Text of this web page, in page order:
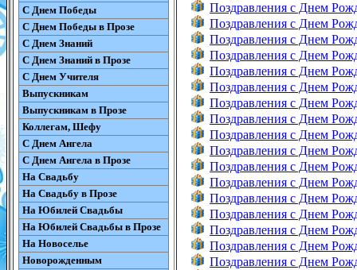
С Днем Победы
С Днем Победы в Прозе
С Днем Знаний
С Днем Знаний в Прозе
С Днем Учителя
Выпускникам
Выпускникам в Прозе
Коллегам, Шефу
С Днем Ангела
С Днем Ангела в Прозе
На Свадьбу
На Свадьбу в Прозе
На Юбилей Свадьбы
На Юбилей Свадьбы в Прозе
На Новоселье
Новорожденным
Поздравления с Днем
Поздравления с Днем
Поздравления с Днем
Поздравления с Днем
Поздравления с Днем
Поздравления с Днем
Поздравления с Днем
Поздравления с Днем
Поздравления с Днем
Поздравления с Днем
Поздравления с Днем
Поздравления с Днем
Поздравления с Днем
Поздравления с Днем
Поздравления с Днем
Поздравления с Днем
Поздравления с Днем